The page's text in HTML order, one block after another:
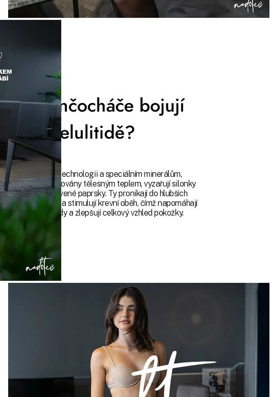
Jak punčocháče bojují
proti celulitidě?
Díky inovativní technologii a speciálním minerálům,
které jsou aktivovány tělesným teplem, vyzařují silonky
jemné infračervené paprsky. Ty pronikají do hlubších
vrstev pokožky a stimulují krevní oběh, čímž napomáhají
redukci celulitidy a zlepšují celkový vzhled pokožky.